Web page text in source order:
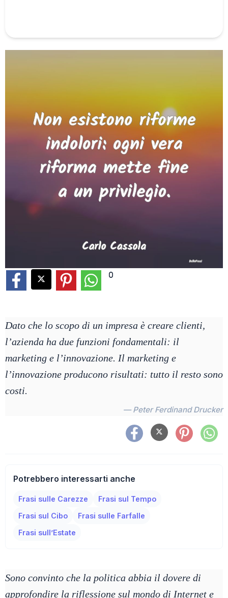
0
Dato che lo scopo di un impresa è creare clienti,
l’azienda ha due funzioni fondamentali: il
marketing e l’innovazione. Il marketing e
l’innovazione producono risultati: tutto il resto sono
costi.
— Peter Ferdinand Drucker
Potrebbero interessarti anche
Frasi sulle Carezze
Frasi sul Tempo
Frasi sul Cibo
Frasi sulle Farfalle
Frasi sull’Estate
Sono convinto che la politica abbia il dovere di
approfondire la riflessione sul mondo di Internet e